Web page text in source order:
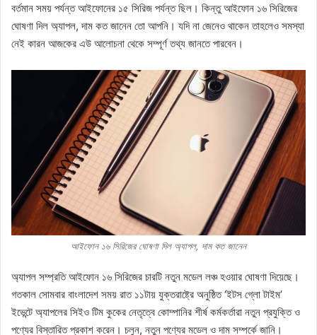
বর্তমান সময় পর্যন্ত আইফোনের ১৫ সিরিজ পর্যন্ত ছিল। কিন্তু আইফোন ১৬ সিরিজের
ঘোষণা দিল অ্যাপল, দাম কত জানেন তো আপনি। যদি না জেনেও থাকেন তাহলেও সমস্যা
নেই কারন আজকের এউ আলোচনা থেকে সম্পূর্ণ তথ্য জানতে পারবেন।
আইফোন ১৬ সিরিজের ঘোষণা দিল অ্যাপল, দাম কত জানেন
অ্যাপল সম্প্রতি আইফোন ১৬ সিরিজের চারটি নতুন মডেল লঞ্চ হওয়ার ঘোষণা দিয়েছে।
গতকাল সোমবার বাংলাদেশ সময় রাত ১১টায় যুক্তরাষ্ট্রে অনুষ্ঠিত ‘ইটস গ্লো টাইম’
ইভেন্টে অ্যাপলের সিইও টিম কুকের নেতৃত্বে কোম্পানির শীর্ষ কর্মকর্তারা নতুন প্রযুক্তি ও
পণ্যের বিস্তারিত প্রকাশ করেন। চলুন, নতুন পণ্যের মডেল ও দাম সম্পর্কে জানি।